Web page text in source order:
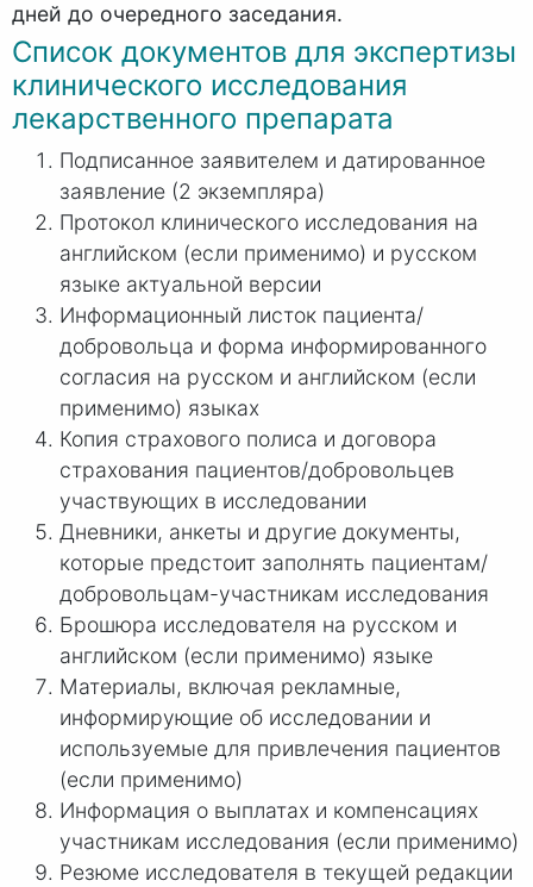
дней до очередного заседания.
Список документов для экспертизы
клинического исследования
лекарственного препарата
Подписанное заявителем и датированное
заявление (2 экземпляра)
Протокол клинического исследования на
английском (если применимо) и русском
языке актуальной версии
Информационный листок пациента/
добровольца и форма информированного
согласия на русском и английском (если
применимо) языках
Копия страхового полиса и договора
страхования пациентов/добровольцев
участвующих в исследовании
Дневники, анкеты и другие документы,
которые предстоит заполнять пациентам/
добровольцам-участникам исследования
Брошюра исследователя на русском и
английском (если применимо) языке
Материалы, включая рекламные,
информирующие об исследовании и
используемые для привлечения пациентов
(если применимо)
Информация о выплатах и компенсациях
участникам исследования (если применимо)
Резюме исследователя в текущей редакции